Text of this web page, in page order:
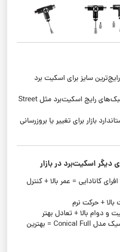
سایز برای اسکیت برد
استاندارد کامل برای سبک‌های رایج اسکیت‌برد مثل Street
بازار برای تغییر یا بروزرسانی
اسکیت‌برد در بازار
کانادایی = عمر بالا + کنترل
چرخ برند Spitfire کلاسیک مدل Conical Full = بهترین